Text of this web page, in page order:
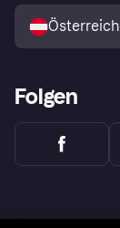
Österreich
Folgen